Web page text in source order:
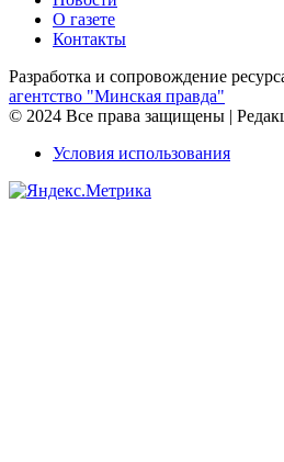
О газете
Контакты
Разработка и сопровождение
агентство "Минская правда"
© 2024 Все права защищены |
Условия использования